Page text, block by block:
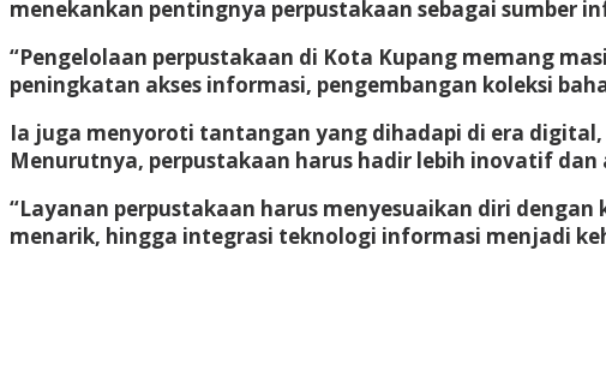
menekankan pentingnya perpustakaan sebagai sumber
“Pengelolaan perpustakaan di Kota Kupang memang
peningkatan akses informasi, pengembangan koleksi
Ia juga menyoroti tantangan yang dihadapi di era
Menurutnya, perpustakaan harus hadir lebih inovatif
“Layanan perpustakaan harus menyesuaikan diri
menarik, hingga integrasi teknologi informasi menjadi